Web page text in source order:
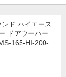
ド ハイエース
ドアウーハー
165-HI-200-